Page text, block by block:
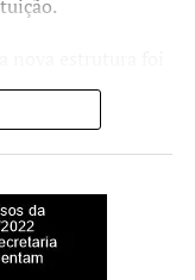
amplos,
dos acolhidos e
prefeito Rodrigo
sede representa
à infância e à